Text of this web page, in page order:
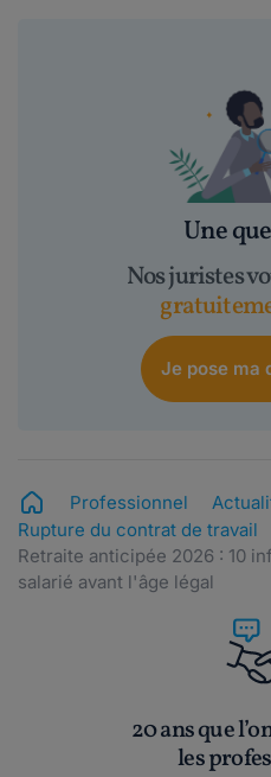
Une
Nos juristes
Je pose ma
Professionnel
Rupture du contrat de travail
Retraite anticipée 2026 : 10
salarié avant l'âge légal
20 ans que
les